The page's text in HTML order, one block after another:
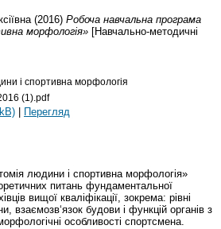
(2016) Робоча навчальна програма
морфологія» [Навчально-методичні
і спортивна морфологія
(1).pdf
| Перегляд
людини і спортивна морфологія»
питань фундаментальної
вищої кваліфікації, зокрема: рівні
взаємозв‘язок будови і функцій органів з
особливості спортсмена.